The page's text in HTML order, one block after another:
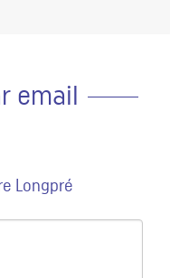
email
Longpré